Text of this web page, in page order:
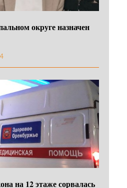
округе назначен
4
на 12 этаже сорвалась